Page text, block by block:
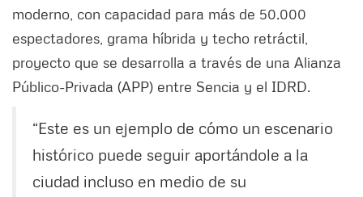
moderno, con capacidad para más de 50.000
espectadores, grama híbrida y techo retráctil,
proyecto que se desarrolla a través de una Alianza
Público-Privada (APP) entre Sencia y el IDRD.
“Este es un ejemplo de cómo un escenario
histórico puede seguir aportándole a la
ciudad incluso en medio de su